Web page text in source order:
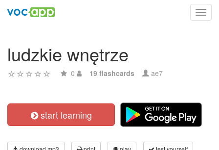
ludzkie wnętrze
0 19 flashcards ae7
start learning